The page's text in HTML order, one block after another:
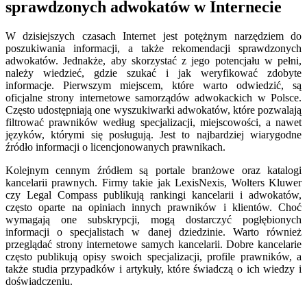
sprawdzonych adwokatów w Internecie
W dzisiejszych czasach Internet jest potężnym narzędziem do
poszukiwania informacji, a także rekomendacji sprawdzonych
adwokatów. Jednakże, aby skorzystać z jego potencjału w pełni,
należy wiedzieć, gdzie szukać i jak weryfikować zdobyte
informacje. Pierwszym miejscem, które warto odwiedzić, są
oficjalne strony internetowe samorządów adwokackich w Polsce.
Często udostępniają one wyszukiwarki adwokatów, które pozwalają
filtrować prawników według specjalizacji, miejscowości, a nawet
języków, którymi się posługują. Jest to najbardziej wiarygodne
źródło informacji o licencjonowanych prawnikach.
Kolejnym cennym źródłem są portale branżowe oraz katalogi
kancelarii prawnych. Firmy takie jak LexisNexis, Wolters Kluwer
czy Legal Compass publikują rankingi kancelarii i adwokatów,
często oparte na opiniach innych prawników i klientów. Choć
wymagają one subskrypcji, mogą dostarczyć pogłębionych
informacji o specjalistach w danej dziedzinie. Warto również
przeglądać strony internetowe samych kancelarii. Dobre kancelarie
często publikują opisy swoich specjalizacji, profile prawników, a
także studia przypadków i artykuły, które świadczą o ich wiedzy i
doświadczeniu.